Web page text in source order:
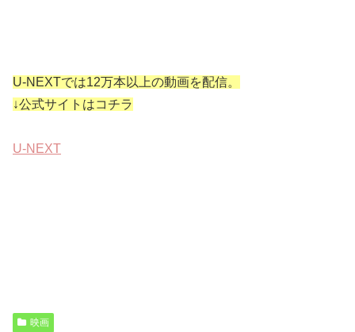
U-NEXTでは12万本以上の動画を配信。
↓公式サイトはコチラ
U-NEXT
映画